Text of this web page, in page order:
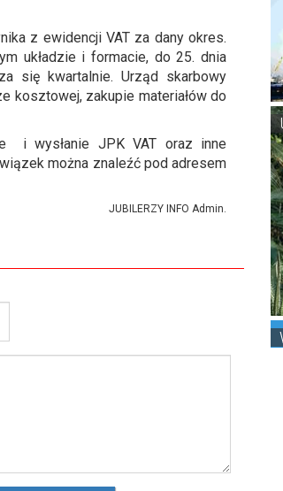
z ewidencji VAT za dany okres.
układzie i formacie, do 25. dnia
się kwartalnie. Urząd skarbowy
kosztowej, zakupie materiałów do
i wysłanie JPK VAT oraz inne
można znaleźć pod adresem
JUBILERZY INFO Admin.